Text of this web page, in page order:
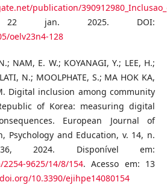
publication/
22 jan. 2025. DOI:
oelv23n4-128
NAM, E. W.; KOYANAGI, Y.; LEE, H.;
N.; MOOLPHATE, S.; MA HOK KA,
Digital inclusion among community
of Korea: measuring digital
European Journal of
Psychology and Education, v. 14, n.
2024. Disponível em:
9625/14/8/154. Acesso em: 13
10.3390/ejihpe14080154